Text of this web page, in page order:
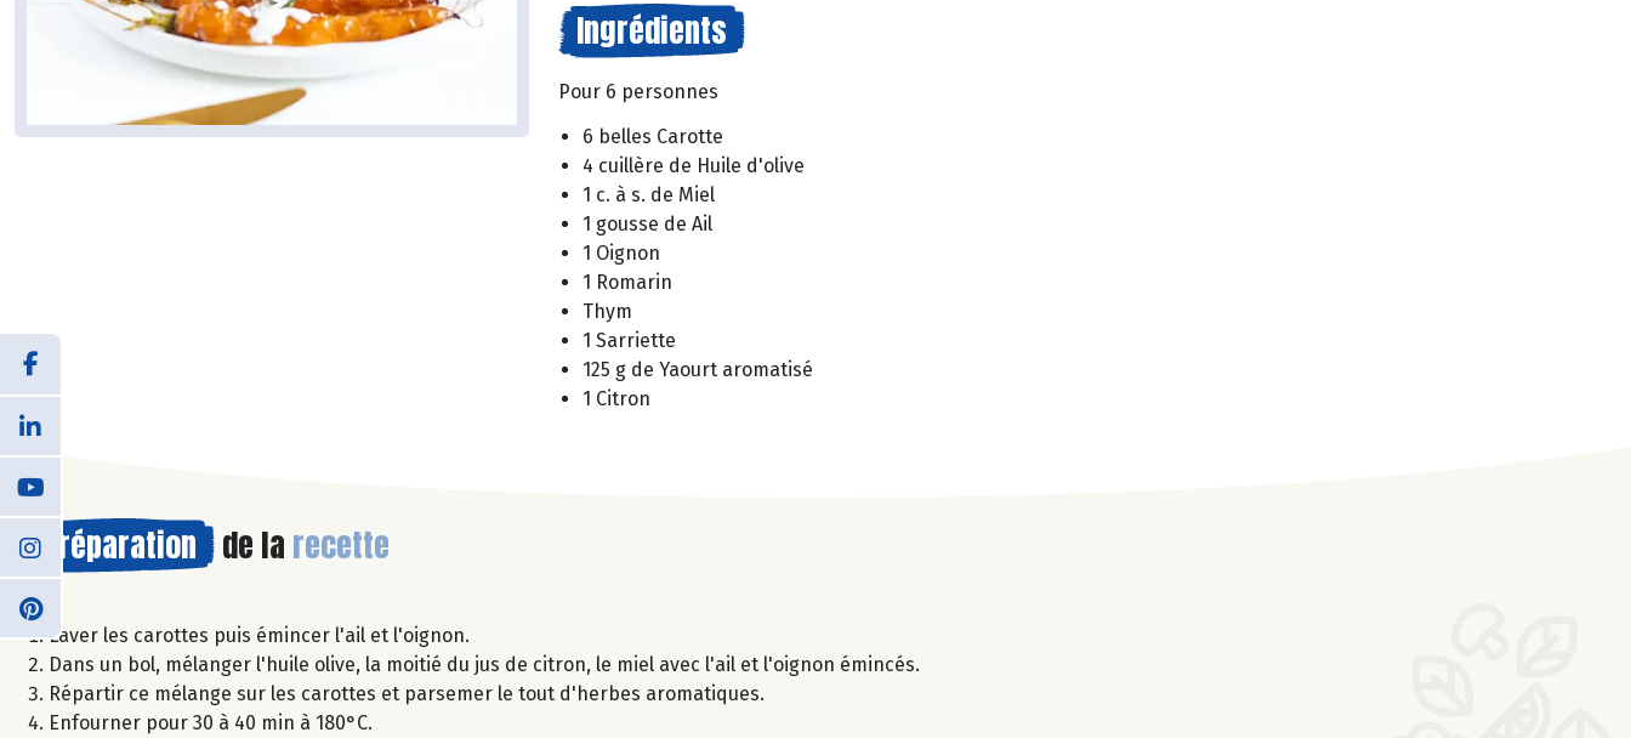
Ingrédients
Pour 6 personnes
6 belles Carotte
4 cuillère de Huile d'olive
1 c. à s. de Miel
1 gousse de Ail
1 Oignon
1 Romarin
Thym
1 Sarriette
125 g de Yaourt aromatisé
1 Citron
Préparation de la recette
Laver les carottes puis émincer l'ail et l'oignon.
Dans un bol, mélanger l'huile olive, la moitié du jus de citron, le miel avec l'ail et l'oignon émincés.
Répartir ce mélange sur les carottes et parsemer le tout d'herbes aromatiques.
Enfourner pour 30 à 40 min à 180°C.